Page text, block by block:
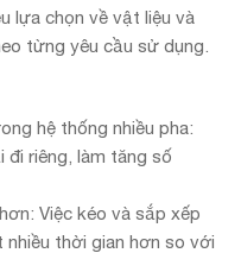
lựa chọn về vật liệu và
từng yêu cầu sử dụng.
hệ thống nhiều pha:
đi riêng, làm tăng số
Việc kéo và sắp xếp
thời gian hơn so với